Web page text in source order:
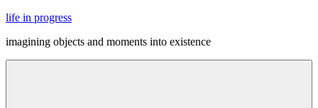
Skip
content
life in progress
imagining objects and moments into existence